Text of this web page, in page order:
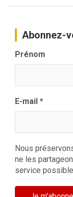
Abonnez-
Prénom
E-mail *
Nous
ne les
service